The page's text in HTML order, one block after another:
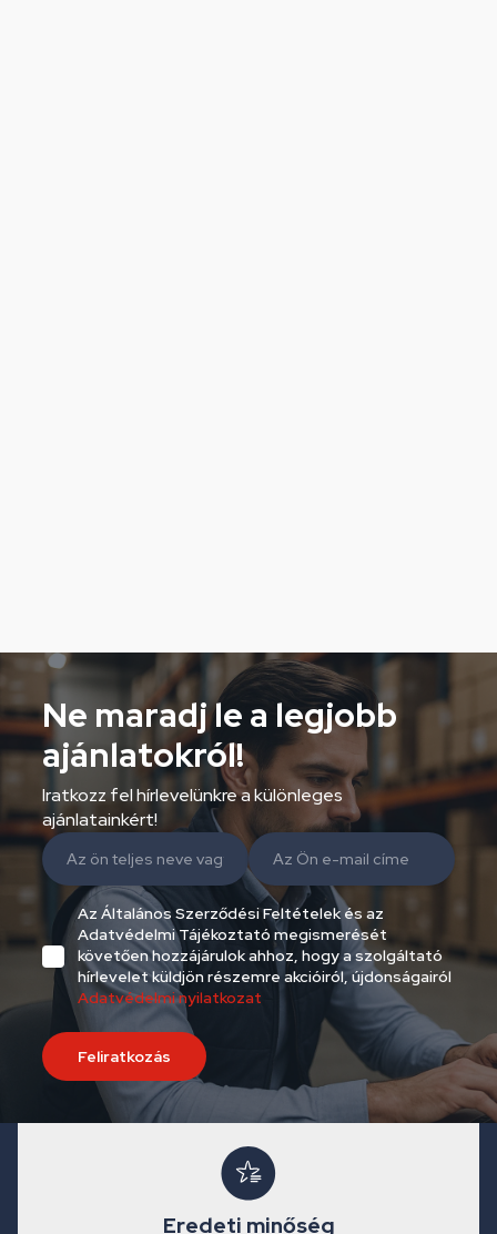
Ne maradj le a legjobb
ajánlatokról!
Iratkozz fel hírlevelünkre a különleges
ajánlatainkért!
Az Általános Szerződési Feltételek és az
Adatvédelmi Tájékoztató megismerését
követően hozzájárulok ahhoz, hogy a szolgáltató
hírlevelet küldjön részemre akcióiról, újdonságairól
Adatvédelmi nyilatkozat
Feliratkozás
Eredeti minőség